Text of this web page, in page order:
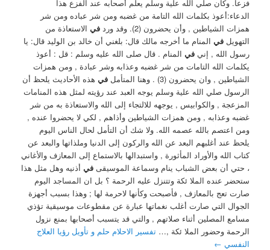
فزعا. ‏وكان صلي الله علية وسلم يعلم أصحابه عند الفزع هذا
الدعاء:أعوذ بكلمات الله التامة من غضبه ومن شر عباده ومن شر
همزات الشياطين , وأن يحضرون (2). ‏وقد ورد
في الاستعاذة من
التهويلفي المنام ما أخرجه مالك قال: بلغني أن خالد بن الوليد قال: يا
رسول الله , إنيفي المنام . ‏قال صلى الله عليه وسلم : قل : أعوذ
يكلمات الله التامات من شر غضبه وعذابه وشر عبادة , ومن همزات
الشياطين , وان يحضرون (3) . ‏وهنا المتأمل
في هذه الأحاديث يلحظ أن
الرسول صلي الله علية وسلم يوجه العبد عند رؤيته لمثل هذه المنامات
المزعجة , والكوابيس , يوجهه للالتجاء إلى الله والاستعاذة به من شر
غضبه وعذابه , ومن همزات الشياطين وأذاهم , لكي لا يحضروا عنده ,
ومن اعتصم بالله عصمه الله. ‏ولا شك أن التأمل لحال الناس اليوم
يلحظ عند أغلبهم البعد عن الله والركون إلى الدنيا وملذاتها والبعد عن
كتاب الله والأوراد المأثورة , واستبدالها بالاستماع إلى المعازف والأغاني
، حتي أن بعض الشباب ينام وسماعة الموسيقىفي أذنيه وهل مثل هذا
ستحضر عنده الملا ئكة وتتنزل عليه الرحمة ؟ ‏بل ان المساجد اليوم
صارت تعج بالمعازف , فأصبحت وكأنها لاحرمة لها ; وهذا بسبب أجهزة
الجوال التي صارت أغلب نغماتها عبارة عن مقطوعات موسيقية تؤذي
مسامع المصلين أثناء صلاتهم , والتي قد يتسبب أصحابها بمنع نزول
الرحمة وحضور الملا ئكة ,…تفسير الاحلام حلم و تأويل رؤيا العلاج
النفسي ←